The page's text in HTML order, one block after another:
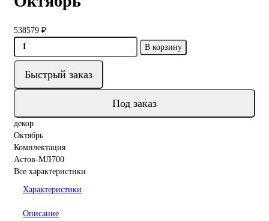
538579 ₽
В корзину
Быстрый заказ
Под заказ
декор
Октябрь
Комплектация
Астов-МЛ700
Все характеристики
Характеристики
Описание